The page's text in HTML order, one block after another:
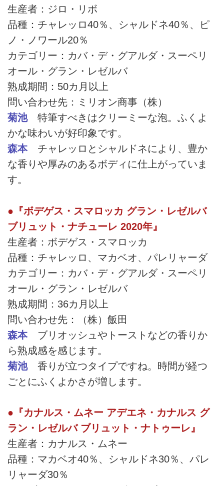
生産者：ジロ・リボ
品種：チャレッロ40％、シャルドネ40％、ピ
ノ・ノワール20％
カテゴリー：カバ・デ・グアルダ・スーペリ
オール・グラン・レゼルバ
熟成期間：50カ月以上
問い合わせ先：ミリオン商事（株）
菊池特筆すべきはクリーミーな泡。ふくよ
かな味わいが好印象です。
森本チャレッロとシャルドネにより、豊か
な香りや厚みのあるボディに仕上がっていま
す。
●『ボデゲス・スマロッカ グラン・レゼルバ
ブリュット・ナチューレ 2020年』
生産者：ボデゲス・スマロッカ
品種：チャレッロ、マカベオ、パレリャーダ
カテゴリー：カバ・デ・グアルダ・スーペリ
オール・グラン・レゼルバ
熟成期間：36カ月以上
問い合わせ先：（株）飯田
森本ブリオッシュやトーストなどの香りか
ら熟成感を感じます。
菊池香りが立つタイプですね。時間が経つ
ごとにふくよかさが増します。
●『カナルス・ムネー アデエネ・カナルス グ
ラン・レゼルバ ブリュット・ナトゥーレ』
生産者：カナルス・ムネー
品種：マカベオ40％、シャルドネ30％、パレ
リャーダ30％